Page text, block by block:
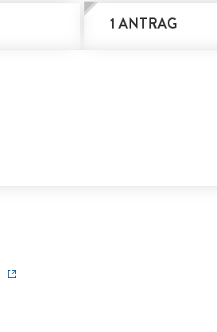
1 ANTRAG